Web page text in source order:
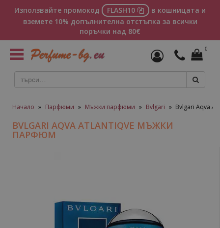
Използвайте промокод FLASH10
в кошницата и
вземете 10% допълнителна отстъпка за всички
поръчки над 80€
Toggle
navigation
0
Начало » Парфюми » Мъжки парфюми » Bvlgari » Bvlgari Aqva
BVLGARI AQVA ATLANTIQVE МЪЖКИ
ПАРФЮМ